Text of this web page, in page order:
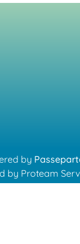
by
by Proteam